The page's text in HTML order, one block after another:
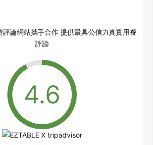
評論網站攜手合作 提供最具公信力真實用餐
評論